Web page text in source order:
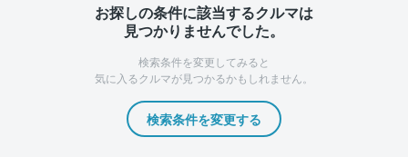
お探しの条件に該当するクルマは
見つかりませんでした。
検索条件を変更してみると
気に入るクルマが見つかるかもしれません。
検索条件を変更する